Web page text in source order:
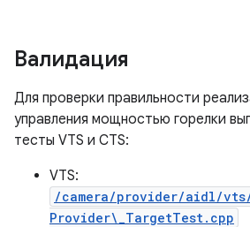
Валидация
Для проверки правильности
управления мощностью горелки
тесты VTS и CTS:
VTS:
/camera/provider/aidl/vts/
Provider\_TargetTest.cpp